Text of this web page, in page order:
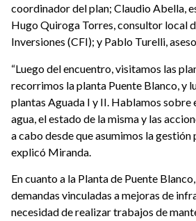
coordinador del plan; Claudio Abella,
Hugo Quiroga Torres, consultor local
Inversiones (CFI); y Pablo Turelli,
“Luego del encuentro, visitamos las
recorrimos la planta Puente Blanco, y
plantas Aguada I y II. Hablamos sobre
agua, el estado de la misma y las
a cabo desde que asumimos la gestión
explicó Miranda.
En cuanto a la Planta de Puente
demandas vinculadas a mejoras de
necesidad de realizar trabajos de